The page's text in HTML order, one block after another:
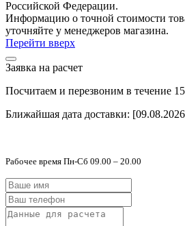
Российской Федерации.
Информацию о точной стоимости
уточняйте у менеджеров магазина.
Перейти вверх
Заявка на расчет
Посчитаем и перезвоним в течение
Ближайшая дата доставки: [09.08.2026
Рабочее время Пн-Сб 09.00 – 20.00